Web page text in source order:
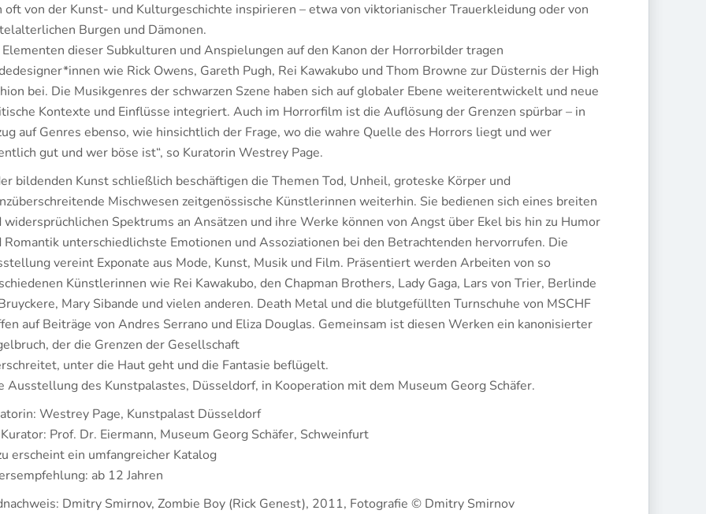
oft von der Kunst- und Kulturgeschichte inspirieren – etwa von viktorianischer Trauerkleidung oder von
Burgen und Dämonen.
dieser Subkulturen und Anspielungen auf den Kanon der Horrorbilder tragen
wie Rick Owens, Gareth Pugh, Rei Kawakubo und Thom Browne zur Düsternis der High
bei. Die Musikgenres der schwarzen Szene haben sich auf globaler Ebene weiterentwickelt und neue
Kontexte und Einflüsse integriert. Auch im Horrorfilm ist die Auflösung der Grenzen spürbar – in
auf Genres ebenso, wie hinsichtlich der Frage, wo die wahre Quelle des Horrors liegt und wer
gut und wer böse ist“, so Kuratorin Westrey Page.
bildenden Kunst schließlich beschäftigen die Themen Tod, Unheil, groteske Körper und
Mischwesen zeitgenössische Künstlerinnen weiterhin. Sie bedienen sich eines breiten
widersprüchlichen Spektrums an Ansätzen und ihre Werke können von Angst über Ekel bis hin zu Humor
Romantik unterschiedlichste Emotionen und Assoziationen bei den Betrachtenden hervorrufen. Die
vereint Exponate aus Mode, Kunst, Musik und Film. Präsentiert werden Arbeiten von so
Künstlerinnen wie Rei Kawakubo, den Chapman Brothers, Lady Gaga, Lars von Trier, Berlinde
Mary Sibande und vielen anderen. Death Metal und die blutgefüllten Turnschuhe von MSCHF
auf Beiträge von Andres Serrano und Eliza Douglas. Gemeinsam ist diesen Werken ein kanonisierter
der die Grenzen der Gesellschaft
unter die Haut geht und die Fantasie beflügelt.
Ausstellung des Kunstpalastes, Düsseldorf, in Kooperation mit dem Museum Georg Schäfer.
Westrey Page, Kunstpalast Düsseldorf
Prof. Dr. Eiermann, Museum Georg Schäfer, Schweinfurt
erscheint ein umfangreicher Katalog
ab 12 Jahren
Dmitry Smirnov, Zombie Boy (Rick Genest), 2011, Fotografie © Dmitry Smirnov